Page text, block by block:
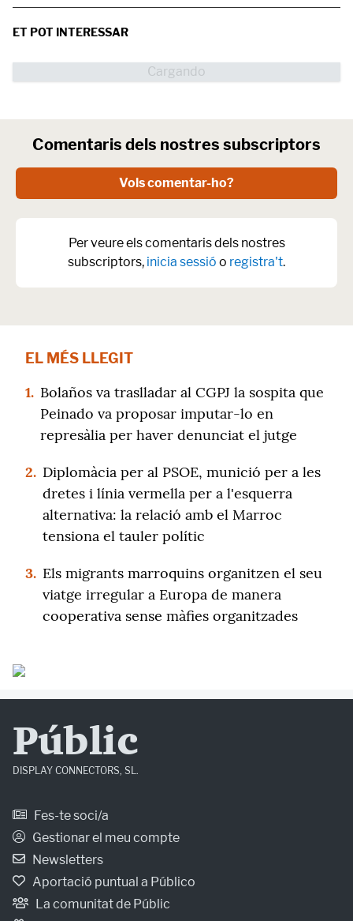
ET POT INTERESSAR
Comentaris dels nostres subscriptors
Vols comentar-ho?
Per veure els comentaris dels nostres
subscriptors, inicia sessió o registra't.
EL MÉS LLEGIT
1. Bolaños va traslladar al CGPJ la sospita que
Peinado va proposar imputar-lo en
represàlia per haver denunciat el jutge
2. Diplomàcia per al PSOE, munició per a les
dretes i línia vermella per a l'esquerra
alternativa: la relació amb el Marroc
tensiona el tauler polític
3. Els migrants marroquins organitzen el seu
viatge irregular a Europa de manera
cooperativa sense màfies organitzades
Públic
DISPLAY CONNECTORS, SL.
Fes-te soci/a
Gestionar el meu compte
Newsletters
Aportació puntual a Público
La comunitat de Públic